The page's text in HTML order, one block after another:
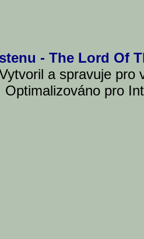
- The Lord Of
a spravuje pro
Optimalizováno pro